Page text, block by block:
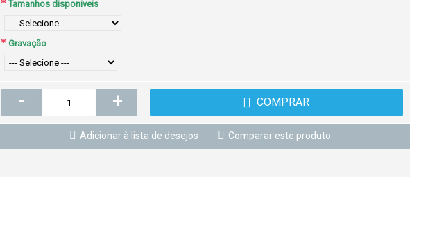
Tamanhos disponiveis
Gravação
- + COMPRAR
Adicionar à lista de desejos Comparar este produto